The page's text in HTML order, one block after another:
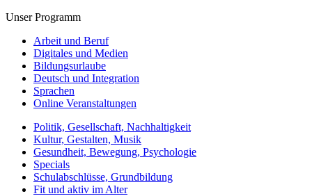
Unser Programm
Arbeit und Beruf
Digitales und Medien
Bildungsurlaube
Deutsch und Integration
Sprachen
Online Veranstaltungen
Politik, Gesellschaft, Nachhaltigkeit
Kultur, Gestalten, Musik
Gesundheit, Bewegung, Psychologie
Specials
Schulabschlüsse, Grundbildung
Fit und aktiv im Alter